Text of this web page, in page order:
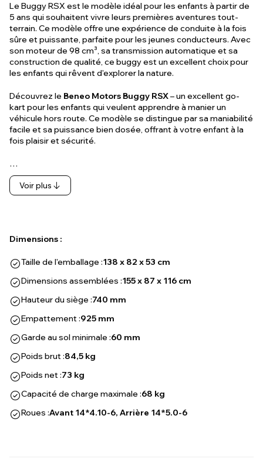
Le Buggy RSX est le modèle idéal pour les enfants à partir de
5 ans qui souhaitent vivre leurs premières aventures tout-
terrain. Ce modèle offre une expérience de conduite à la fois
sûre et puissante, parfaite pour les jeunes conducteurs. Avec
son moteur de 98 cm³, sa transmission automatique et sa
construction de qualité, ce buggy est un excellent choix pour
les enfants qui rêvent d'explorer la nature.
Découvrez le Beneo Motors Buggy RSX– un excellent go-
kart pour les enfants qui veulent apprendre à manier un
véhicule hors route. Ce modèle se distingue par sa maniabilité
facile et sa puissance bien dosée, offrant à votre enfant à la
fois plaisir et sécurité.
…
Voir plus
Dimensions :
Taille de l'emballage :138 x 82 x 53 cm
Dimensions assemblées :155 x 87 x 116 cm
Hauteur du siège :740 mm
Empattement :925 mm
Garde au sol minimale :60 mm
Poids brut :84,5 kg
Poids net :73 kg
Capacité de charge maximale :68 kg
Roues :Avant 14*4.10-6, Arrière 14*5.0-6